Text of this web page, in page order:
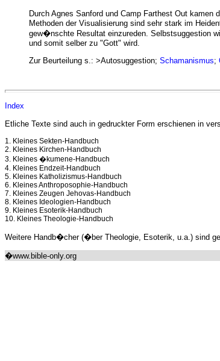
Durch Agnes Sanford und Camp Farthest Out kamen
Methoden der Visualisierung sind sehr stark im
gew�nschte Resultat einzureden. Selbstsuggestion
und somit selber zu "Gott" wird.
Zur Beurteilung s.: >Autosuggestion; Schamanismus;
Index
Etliche Texte sind auch in gedruckter Form erschienen in
1. Kleines Sekten-Handbuch
2. Kleines Kirchen-Handbuch
3. Kleines �kumene-Handbuch
4. Kleines Endzeit-Handbuch
5. Kleines Katholizismus-Handbuch
6. Kleines Anthroposophie-Handbuch
7. Kleines Zeugen Jehovas-Handbuch
8. Kleines Ideologien-Handbuch
9. Kleines Esoterik-Handbuch
10. Kleines Theologie-Handbuch
Weitere Handb�cher (�ber Theologie, Esoterik, u.a.) sind
�www.bible-only.org